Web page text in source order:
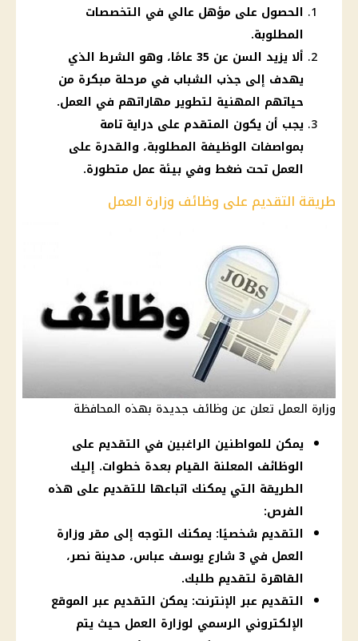
الحصول على مؤهل عالي في التخصصات
المطلوبة.
ألا يزيد السن عن 35 عامًا، وهو الشرط الذي
يهدف إلى جذب الشباب في مرحلة مبكرة من
حياتهم المهنية لتطوير مهاراتهم في العمل.
يجب أن يكون المتقدم على دراية تامة
بمواصفات الوظيفة المطلوبة، والقدرة على
العمل تحت ضغط وفي بيئة عمل متطورة.
طريقة التقديم على وظائف وزارة العمل
وزارة العمل تعلن عن وظائف جديدة بهذه المحافظة
يمكن للمواطنين الراغبين في التقديم على
الوظائف المعلنة القيام بعدة خطوات. إليك
الطريقة التي يمكنك اتباعها للتقديم على هذه
الفرص:
التقديم شخصيًا: يمكنك التوجه إلى مقر وزارة
العمل في 3 شارع يوسف عباس، مدينة نصر،
القاهرة لتقديم طلبك.
التقديم عبر الإنترنت: يمكن التقديم عبر الموقع
الإلكتروني الرسمي لوزارة العمل حيث يتم